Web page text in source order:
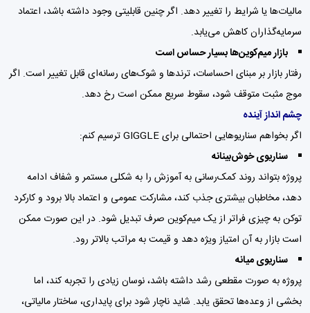
مالیات‌ها یا شرایط را تغییر دهد. اگر چنین قابلیتی وجود داشته باشد، اعتماد
سرمایه‌گذاران کاهش می‌یابد.
بازار میم‌کوین‌ها بسیار حساس است
رفتار بازار بر مبنای احساسات، ترندها و شوک‌های رسانه‌ای قابل تغییر است. اگر
موج مثبت متوقف شود، سقوط سریع ممکن است رخ دهد.
چشم انداز آینده
اگر بخواهم سناریوهایی احتمالی برای GIGGLE ترسیم کنم:
سناریوی خوش‌بینانه
پروژه بتواند روند کمک‌رسانی به آموزش را به شکلی مستمر و شفاف ادامه
دهد، مخاطبان بیشتری جذب کند، مشارکت عمومی و اعتماد بالا برود و کارکرد
توکن به چیزی فراتر از یک میم‌کوین صرف تبدیل شود. در این صورت ممکن
است بازار به آن امتیاز ویژه دهد و قیمت به مراتب بالاتر رود.
سناریوی میانه
پروژه به صورت مقطعی رشد داشته باشد، نوسان زیادی را تجربه کند، اما
بخشی از وعده‌ها تحقق یابد. شاید ناچار شود برای پایداری، ساختار مالیاتی،